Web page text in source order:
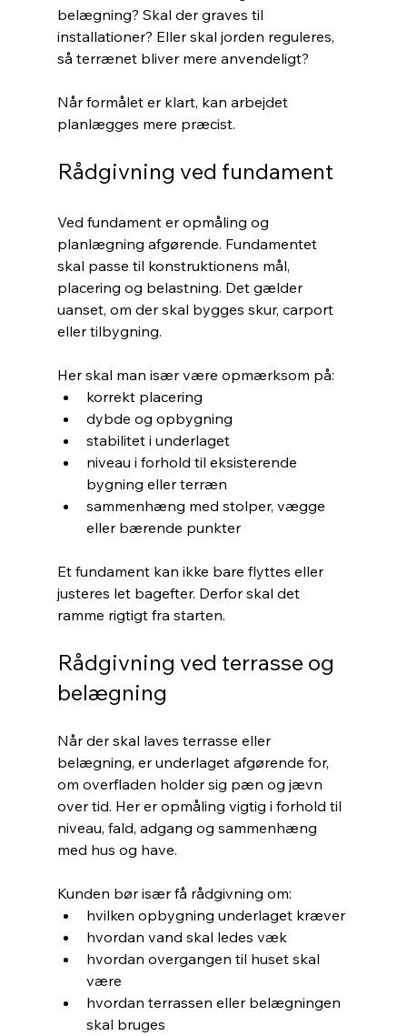
belægning? Skal der graves til
installationer? Eller skal jorden reguleres,
så terrænet bliver mere anvendeligt?
Når formålet er klart, kan arbejdet
planlægges mere præcist.
Rådgivning ved fundament
Ved fundament er opmåling og
planlægning afgørende. Fundamentet
skal passe til konstruktionens mål,
placering og belastning. Det gælder
uanset, om der skal bygges skur, carport
eller tilbygning.
Her skal man især være opmærksom på:
korrekt placering
dybde og opbygning
stabilitet i underlaget
niveau i forhold til eksisterende
bygning eller terræn
sammenhæng med stolper, vægge
eller bærende punkter
Et fundament kan ikke bare flyttes eller
justeres let bagefter. Derfor skal det
ramme rigtigt fra starten.
Rådgivning ved terrasse og
belægning
Når der skal laves terrasse eller
belægning, er underlaget afgørende for,
om overfladen holder sig pæn og jævn
over tid. Her er opmåling vigtig i forhold til
niveau, fald, adgang og sammenhæng
med hus og have.
Kunden bør især få rådgivning om:
hvilken opbygning underlaget kræver
hvordan vand skal ledes væk
hvordan overgangen til huset skal
være
hvordan terrassen eller belægningen
skal bruges